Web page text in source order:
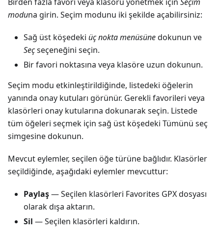
moduna girin. Seçim modunu iki şekilde açabilirsiniz:
Sağ üst köşedeki üç nokta menüsünedokunun ve
Seçseçeneğini seçin.
Bir favori noktasına veya klasöre uzun dokunun.
Seçim modu etkinleştirildiğinde, listedeki öğelerin
yanında onay kutuları görünür. Gerekli favorileri veya
klasörleri onay kutularına dokunarak seçin. Listede
tüm öğeleri seçmek için sağ üst köşedeki Tümünü seç
simgesine dokunun.
Mevcut eylemler, seçilen öğe türüne bağlıdır. Klasörler
seçildiğinde, aşağıdaki eylemler mevcuttur:
Paylaş— Seçilen klasörleri Favorites GPX dosyası
olarak dışa aktarın.
Sil — Seçilen klasörleri kaldırın.